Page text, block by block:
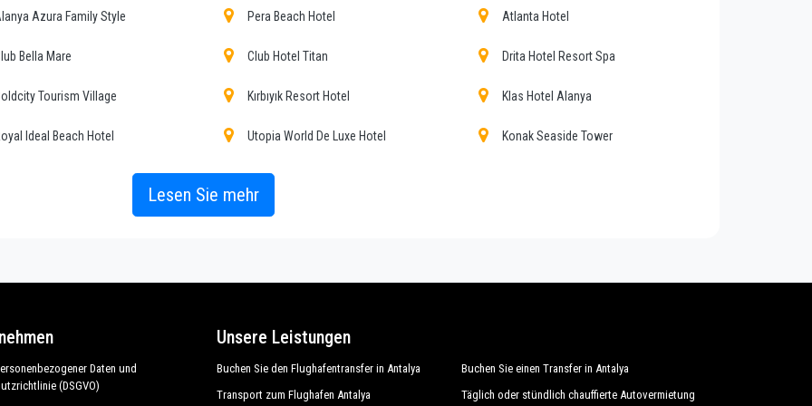
allen unseren Kunden die Gewissheit eines professionellen Service für alle, dank unserer festen Preise
stehen bei uns an erster Stelle und profitieren von Autos, die mit allem Komfort ausgestattet sind, und
Dienstleistungen und der langjährigen Erfahrung in diesem Bereich genießt unser Unternehmen einen
Unterstützung während seines Urlaubs in Kargicak.
Kargicak Touren, Veranstaltungsorganisation und alle anderen Orte, die Sie in oder außerhalb von Kargicak
Azura Family Style Pera Beach Hotel Atlanta Hotel
Bella Mare Club Hotel Titan Drita Hotel Resort Spa
Tourism Village Kırbıyık Resort Hotel Klas Hotel Alanya
Ideal Beach Hotel Utopia World De Luxe Hotel Konak Seaside Tower
Lesen Sie mehr
Daten und
(DSGVO)
Unsere Leistungen
Buchen Sie den Flughafentransfer in Antalya
Buchen Sie einen Transfer in Antalya
Transport zum Flughafen Antalya
Täglich oder stündlich chauffierte Autovermietung